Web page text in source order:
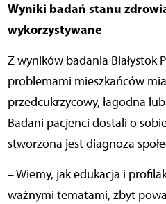
Wyniki badań stanu
wykorzystywane
Z wyników badania Białystok
problemami mieszkańców
przedcukrzycowy, łagodna
Badani pacjenci dostali o
stworzona jest diagnoza
– Wiemy, jak edukacja i
ważnymi tematami, zbyt